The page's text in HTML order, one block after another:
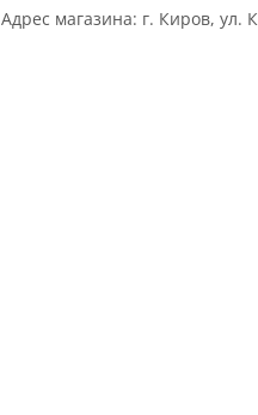
Адрес магазина: г. Киров, ул.